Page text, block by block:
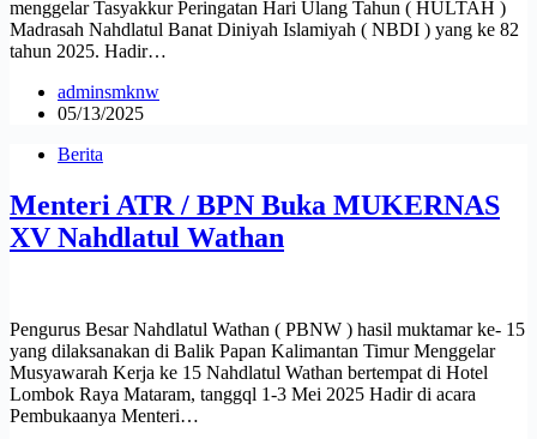
menggelar Tasyakkur Peringatan Hari Ulang Tahun ( HULTAH )
Madrasah Nahdlatul Banat Diniyah Islamiyah ( NBDI ) yang ke 82
tahun 2025. Hadir…
adminsmknw
05/13/2025
Berita
Menteri ATR / BPN Buka MUKERNAS
XV Nahdlatul Wathan
Pengurus Besar Nahdlatul Wathan ( PBNW ) hasil muktamar ke- 15
yang dilaksanakan di Balik Papan Kalimantan Timur Menggelar
Musyawarah Kerja ke 15 Nahdlatul Wathan bertempat di Hotel
Lombok Raya Mataram, tanggql 1-3 Mei 2025 Hadir di acara
Pembukaanya Menteri…